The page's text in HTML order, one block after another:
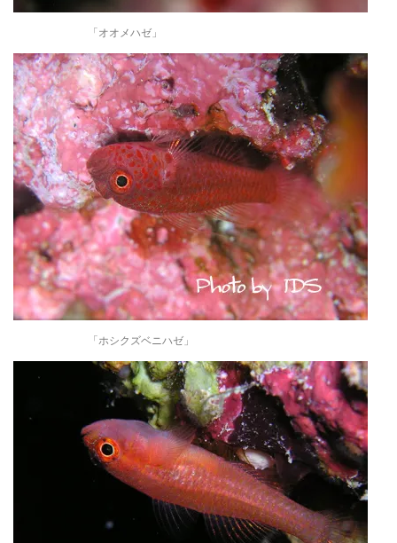
「オオメハゼ」
「ホシクズベニハゼ」